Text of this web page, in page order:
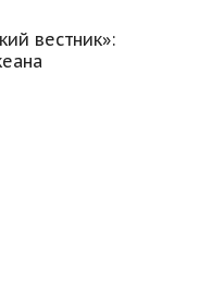
вестник»: